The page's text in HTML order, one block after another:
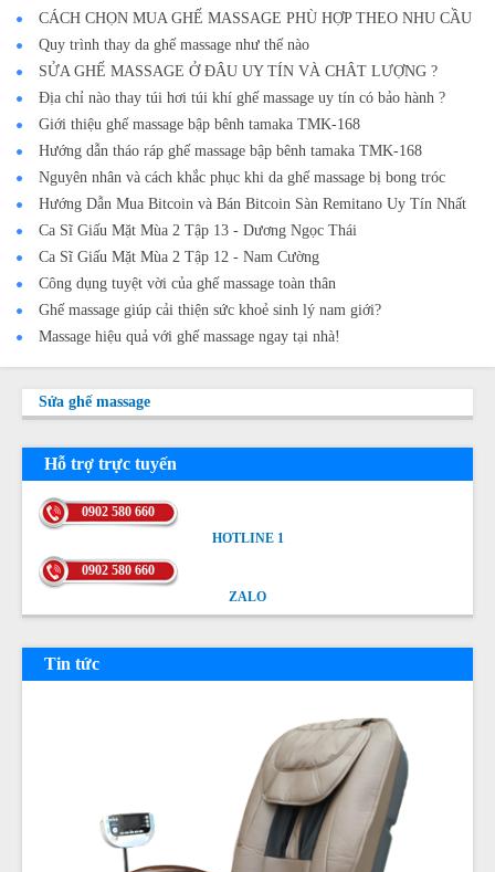
CÁCH CHỌN MUA GHẾ MASSAGE PHÙ HỢP THEO NHU CẦU
Quy trình thay da ghế massage như thế nào
SỬA GHẾ MASSAGE Ở ĐÂU UY TÍN VÀ CHÂT LƯỢNG ?
Địa chỉ nào thay túi hơi túi khí ghế massage uy tín có bảo hành ?
Giới thiệu ghế massage bập bênh tamaka TMK-168
Hướng dẫn tháo ráp ghế massage bập bênh tamaka TMK-168
Nguyên nhân và cách khắc phục khi da ghế massage bị bong tróc
Hướng Dẫn Mua Bitcoin và Bán Bitcoin Sàn Remitano Uy Tín Nhất
Ca Sĩ Giấu Mặt Mùa 2 Tập 13 - Dương Ngọc Thái
Ca Sĩ Giấu Mặt Mùa 2 Tập 12 - Nam Cường
Công dụng tuyệt vời của ghế massage toàn thân
Ghế massage giúp cải thiện sức khoẻ sinh lý nam giới?
Massage hiệu quả với ghế massage ngay tại nhà!
Sửa ghế massage
Hỗ trợ trực tuyến
0902 580 660
HOTLINE 1
0902 580 660
ZALO
Tin tức